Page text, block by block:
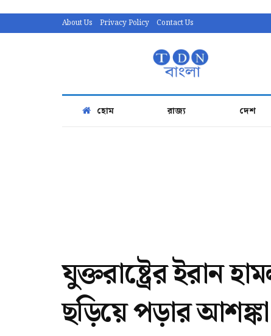
About Us Privacy Policy Contact Us
হোম রাজ্য দেশ
যুক্তরাষ্ট্রের ইরান
ছড়িয়ে পড়ার আশঙ্কা